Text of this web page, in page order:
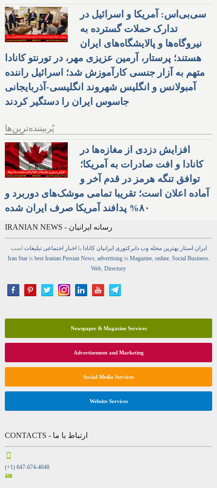
سی‌بی‌اس: آمریکا و اسرائیل در
تدارک حملات گسترده به
نیروگاه‌ها و پالایشگاه‌های ایران
هستند؛ پرستار، آرمین عزیزی مهر، در تورنتو کانادا
متهم به آزار جنسی کارآموزش شد؛ اسرائیل راننده
آمبولانس و انگلیس شهروند انگلیسی-آذربایجانی
جاسوس ایران را دستگیر کردند
پُربیننده‌ترین‌ها
افزایش دزدی از مغازه‌ها در
کانادا و افت صادرات به آمریکا؛
توافق تنگه هرمز در قدم آخر و
آماده اعلان است؛ تقریبا تمامی موشک‌های دوربرد و
۸۰% پدافند آمریکا صرف ایران شده
IRANIAN NEWS - رسانه ایرانیان
ایران استار بهترین مجله وب دایرکتوری ایرانیان کانادا بااخبار اجتماعی تبلیغات است
Iran Staris best Iranian Persian News, advertisingin Magazine, online, Social Business,
Web Directory
Newspaper & Magazine Services
Advertisement and Marketing
Social Media Services
Website Services
CONTACTS - ارتباط با ما
(+1) 647-674-4048